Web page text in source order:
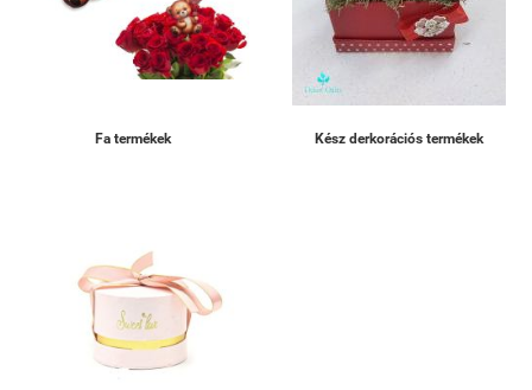
Fa termékek Kész derkorációs termékek